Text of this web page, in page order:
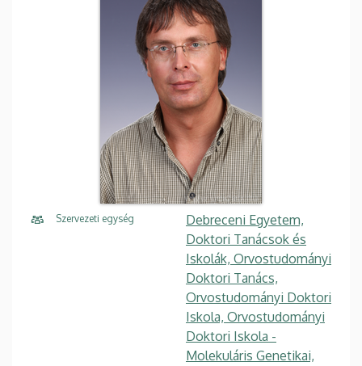
Szervezeti egység
Debreceni Egyetem,
Doktori Tanácsok és
Iskolák, Orvostudományi
Doktori Tanács,
Orvostudományi Doktori
Iskola, Orvostudományi
Doktori Iskola -
Molekuláris Genetikai,